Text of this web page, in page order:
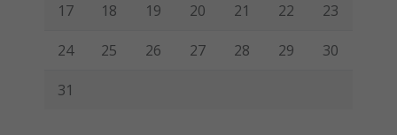
17 18 19 20 21 22 23
24 25 26 27 28 29 30
31